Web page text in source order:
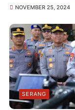
NOVEMBER 25, 2024
SERANG